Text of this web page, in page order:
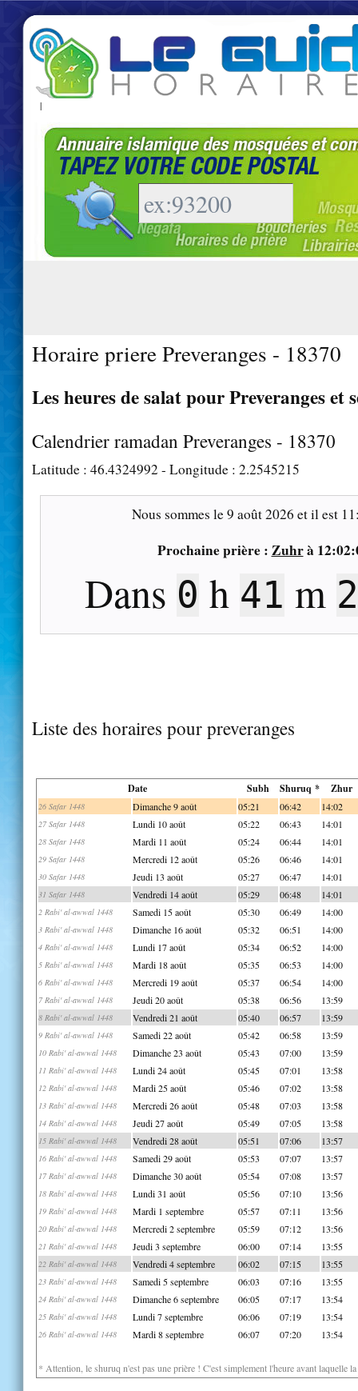
|
Horaire priere Preveranges - 18370
Les heures de salat pour Preveranges et
Calendrier ramadan Preveranges - 18370
Latitude : 46.4324992 - Longitude : 2.2545215
Nous sommes le9 août 2026 et il est
Prochaine prière : Zuhrà
Dans 0 h 41 m
Liste des horaires pour preveranges
Date Subh Shuruq * Zhur
26 Safar 1448 Dimanche 9 août 05:21 06:42 14:02
27 Safar 1448 Lundi 10 août 05:22 06:43 14:01
28 Safar 1448 Mardi 11 août 05:24 06:44 14:01
29 Safar 1448 Mercredi 12 août 05:26 06:46 14:01
30 Safar 1448 Jeudi 13 août 05:27 06:47 14:01
31 Safar 1448 Vendredi 14 août 05:29 06:48 14:01
2 Rabi' al-awwal 1448 Samedi 15 août 05:30 06:49 14:00
3 Rabi' al-awwal 1448 Dimanche 16 août 05:32 06:51 14:00
4 Rabi' al-awwal 1448 Lundi 17 août 05:34 06:52 14:00
5 Rabi' al-awwal 1448 Mardi 18 août 05:35 06:53 14:00
6 Rabi' al-awwal 1448 Mercredi 19 août 05:37 06:54 14:00
7 Rabi' al-awwal 1448 Jeudi 20 août 05:38 06:56 13:59
8 Rabi' al-awwal 1448 Vendredi 21 août 05:40 06:57 13:59
9 Rabi' al-awwal 1448 Samedi 22 août 05:42 06:58 13:59
10 Rabi' al-awwal 1448 Dimanche 23 août 05:43 07:00 13:59
11 Rabi' al-awwal 1448 Lundi 24 août 05:45 07:01 13:58
12 Rabi' al-awwal 1448 Mardi 25 août 05:46 07:02 13:58
13 Rabi' al-awwal 1448 Mercredi 26 août 05:48 07:03 13:58
14 Rabi' al-awwal 1448 Jeudi 27 août 05:49 07:05 13:58
15 Rabi' al-awwal 1448 Vendredi 28 août 05:51 07:06 13:57
16 Rabi' al-awwal 1448 Samedi 29 août 05:53 07:07 13:57
17 Rabi' al-awwal 1448 Dimanche 30 août 05:54 07:08 13:57
18 Rabi' al-awwal 1448 Lundi 31 août 05:56 07:10 13:56
19 Rabi' al-awwal 1448 Mardi 1 septembre 05:57 07:11 13:56
20 Rabi' al-awwal 1448 Mercredi 2 septembre 05:59 07:12 13:56
21 Rabi' al-awwal 1448 Jeudi 3 septembre 06:00 07:14 13:55
22 Rabi' al-awwal 1448 Vendredi 4 septembre 06:02 07:15 13:55
23 Rabi' al-awwal 1448 Samedi 5 septembre 06:03 07:16 13:55
24 Rabi' al-awwal 1448 Dimanche 6 septembre 06:05 07:17 13:54
25 Rabi' al-awwal 1448 Lundi 7 septembre 06:06 07:19 13:54
26 Rabi' al-awwal 1448 Mardi 8 septembre 06:07 07:20 13:54
* Attention, le shuruq n'est pas une prière ! C'est simplement l'heure avant laquelle